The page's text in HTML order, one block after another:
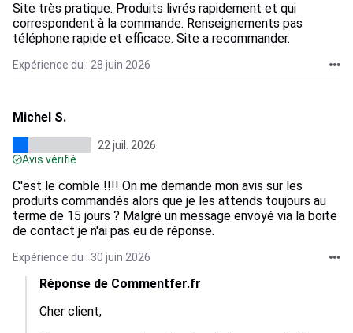
Site très pratique. Produits livrés rapidement et qui
correspondent à la commande. Renseignements pas
téléphone rapide et efficace. Site a recommander.
Expérience du : 28 juin 2026
Michel S.
22 juil. 2026
Avis vérifié
C'est le comble !!!! On me demande mon avis sur les
produits commandés alors que je les attends toujours au
terme de 15 jours ? Malgré un message envoyé via la boite
de contact je n'ai pas eu de réponse.
Expérience du : 30 juin 2026
Réponse de Commentfer.fr
Cher client,